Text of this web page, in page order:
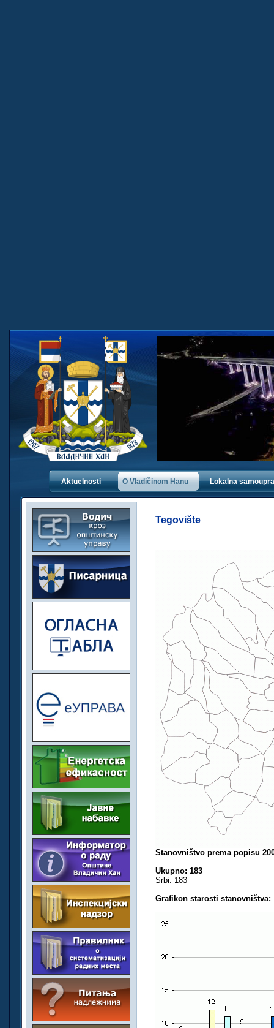
Aktuelnosti O Vladičinom Hanu Lokalna
Tegovište
Stanovništvo prema popisu
Ukupno: 183
Srbi: 183
Grafikon starosti stanovništva: